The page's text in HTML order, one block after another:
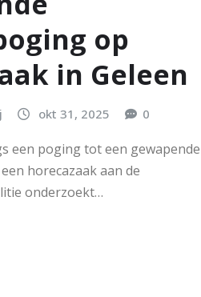
op
in Geleen
okt 31, 2025 0
een poging tot een gewapende
horecazaak aan de
onderzoekt…